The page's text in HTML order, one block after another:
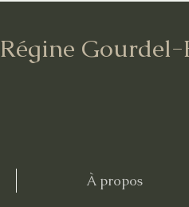
Régine
À propos